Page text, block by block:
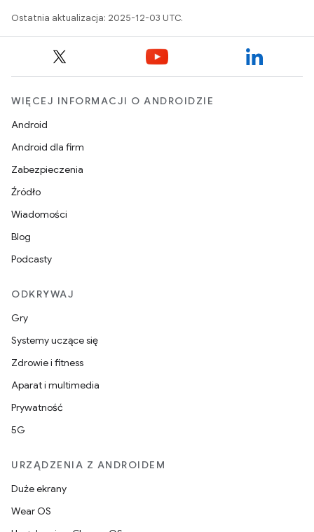
Ostatnia aktualizacja: 2025-12-03 UTC.
WIĘCEJ INFORMACJI O ANDROIDZIE
Android
Android dla firm
Zabezpieczenia
Źródło
Wiadomości
Blog
Podcasty
ODKRYWAJ
Gry
Systemy uczące się
Zdrowie i fitness
Aparat i multimedia
Prywatność
5G
URZĄDZENIA Z ANDROIDEM
Duże ekrany
Wear OS